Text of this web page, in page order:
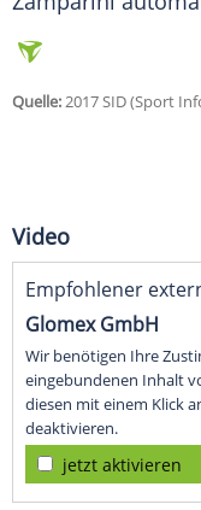
Quelle:2017 SID (Sport
Video
Empfohlener
Glomex GmbH
Wir benötigen Ihre
eingebundenen Inhalt
diesen mit einem Klick
deaktivieren.
jetzt aktivieren